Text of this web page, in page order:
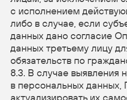
ФРАНШИЗА
ФОТООТЧЁТ